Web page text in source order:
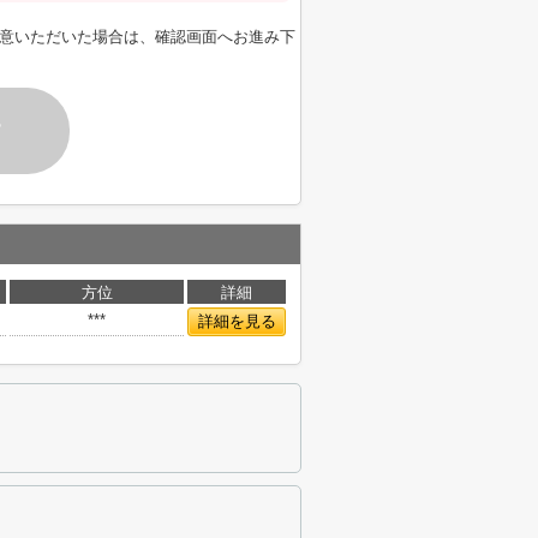
いただいた場合は、確認画面へお進み下
方位
詳細
***
詳細を見る